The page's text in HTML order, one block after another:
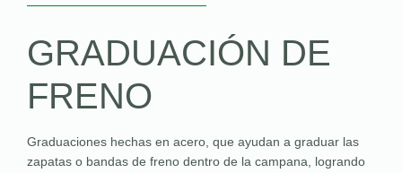
GRADUACIÓN DE
FRENO
Graduaciones hechas en acero, que ayudan a graduar las
zapatas o bandas de freno dentro de la campana, logrando